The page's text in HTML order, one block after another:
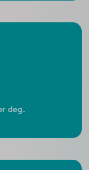
deg.